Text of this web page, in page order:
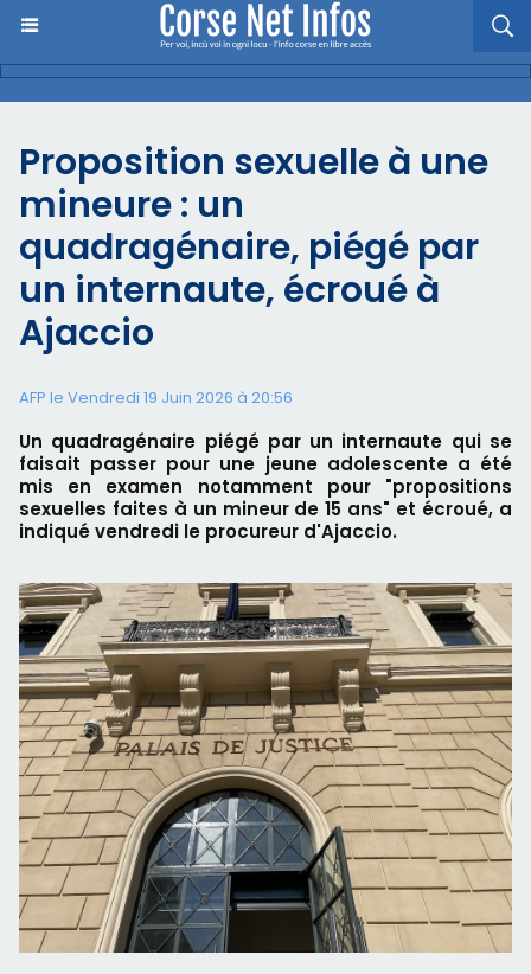
Proposition sexuelle à une
mineure : un
quadragénaire, piégé par
un internaute, écroué à
Ajaccio
AFP le Vendredi 19 Juin 2026 à 20:56
Un quadragénaire piégé par un internaute qui se
faisait passer pour une jeune adolescente a été
mis en examen notamment pour "propositions
sexuelles faites à un mineur de 15 ans" et écroué, a
indiqué vendredi le procureur d'Ajaccio.